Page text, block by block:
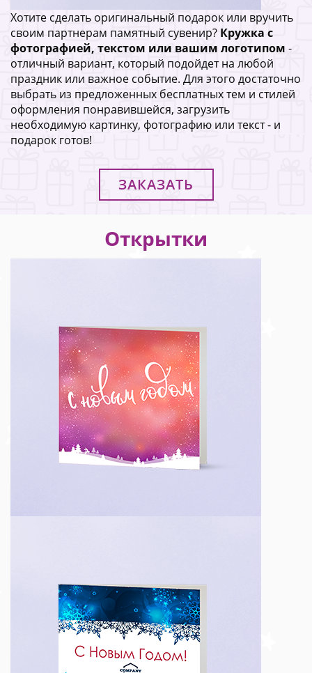
Хотите сделать оригинальный подарок или вручить
своим партнерам памятный сувенир? Кружка с
фотографией, текстом или вашим логотипом -
отличный вариант, который подойдет на любой
праздник или важное событие. Для этого достаточно
выбрать из предложенных бесплатных тем и стилей
оформления понравившейся, загрузить
необходимую картинку, фотографию или текст - и
подарок готов!
ЗАКАЗАТЬ
Открытки